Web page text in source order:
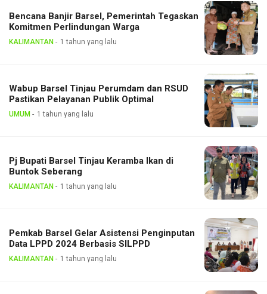
Bencana Banjir Barsel, Pemerintah Tegaskan
Komitmen Perlindungan Warga
KALIMANTAN 1 tahun yang lalu
Wabup Barsel Tinjau Perumdam dan RSUD
Pastikan Pelayanan Publik Optimal
UMUM 1 tahun yang lalu
Pj Bupati Barsel Tinjau Keramba Ikan di
Buntok Seberang
KALIMANTAN 1 tahun yang lalu
Pemkab Barsel Gelar Asistensi Penginputan
Data LPPD 2024 Berbasis SILPPD
KALIMANTAN 1 tahun yang lalu